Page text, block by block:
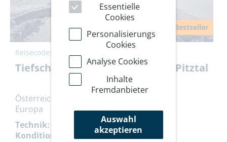
Bestseller
Reisecode:
Tiefschnee- & Skitourenkurs im Pitztal
Österreich
Europa
Technik:
Kondition:
Essentielle
Cookies
Personalisierungs
Cookies
Analyse Cookies
Inhalte
Fremdanbieter
Auswahl
akzeptieren